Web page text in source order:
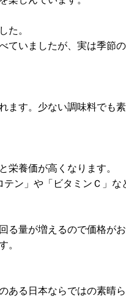
た。
いましたが、実は季節
ます。少ない調味料でも
栄養価が高くなります。
ン」や「ビタミンＣ」な
量が増えるので価格がお
。
る日本ならではの素晴ら